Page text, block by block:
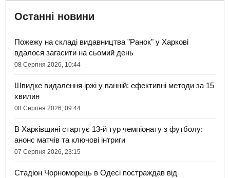
Останні новини
Пожежу на складі видавництва "Ранок" у Харкові
вдалося загасити на сьомий день
08 Серпня 2026, 10:44
Швидке видалення іржі у ванній: ефективні методи за 15
хвилин
08 Серпня 2026, 09:44
В Харківщині стартує 13-й тур чемпіонату з футболу:
анонс матчів та ключові інтриги
07 Серпня 2026, 23:15
Стадіон Чорноморець в Одесі постраждав від